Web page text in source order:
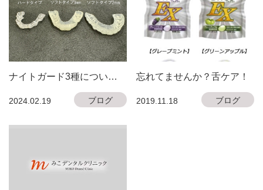
ナイトガード3種につい
2024.02.19 ブログ
忘れてませんか？舌ケア！
2019.11.18 ブログ